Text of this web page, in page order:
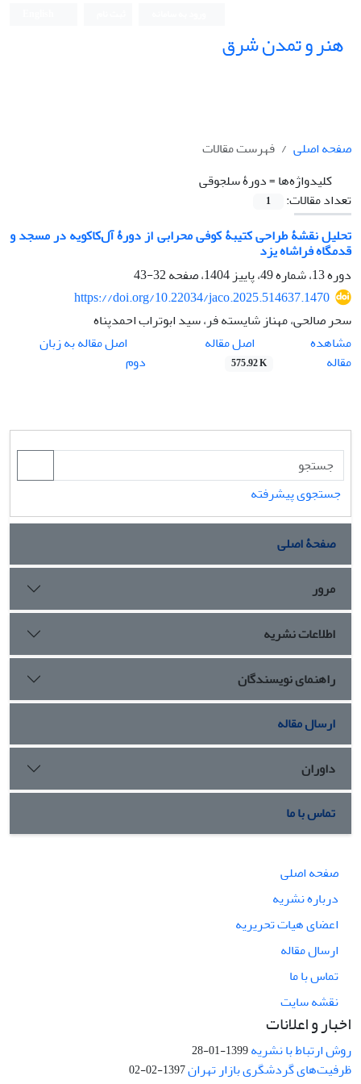
هنر و تمدن شرق
صفحه اصلی
فهرست مقالات
کلیدواژه‌ها =دورۀ سلجوقی
تعداد مقالات:
1
تحلیل نقشۀ طراحی کتیبۀ کوفی محرابی از دورۀ آل‌کاکویه در مسجد و
قدمگاه فراشاه یزد
دوره 13، شماره 49، پاییز 1404، صفحه
32-43
https://doi.org/10.22034/jaco.2025.514637.1470
سحر صالحی، مهناز شایسته فر، سید ابوتراب احمدپناه
مشاهده
مقاله
اصل مقاله
575.92 K
اصل مقاله به زبان
دوم
جستجوی پیشرفته
صفحۀ اصلی
مرور
اطلاعات نشریه
راهنمای نویسندگان
ارسال مقاله
داوران
تماس با ما
صفحه اصلی
درباره نشریه
اعضای هیات تحریریه
ارسال مقاله
تماس با ما
نقشه سایت
اخبار و اعلانات
روش ارتباط با نشریه1399-01-28
ظرفیت‌های گردشگری بازار تهران1397-02-02